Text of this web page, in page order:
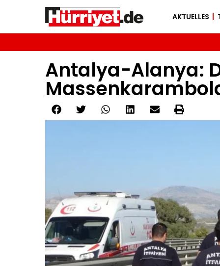
AKTUELLES
Antalya-Alanya: